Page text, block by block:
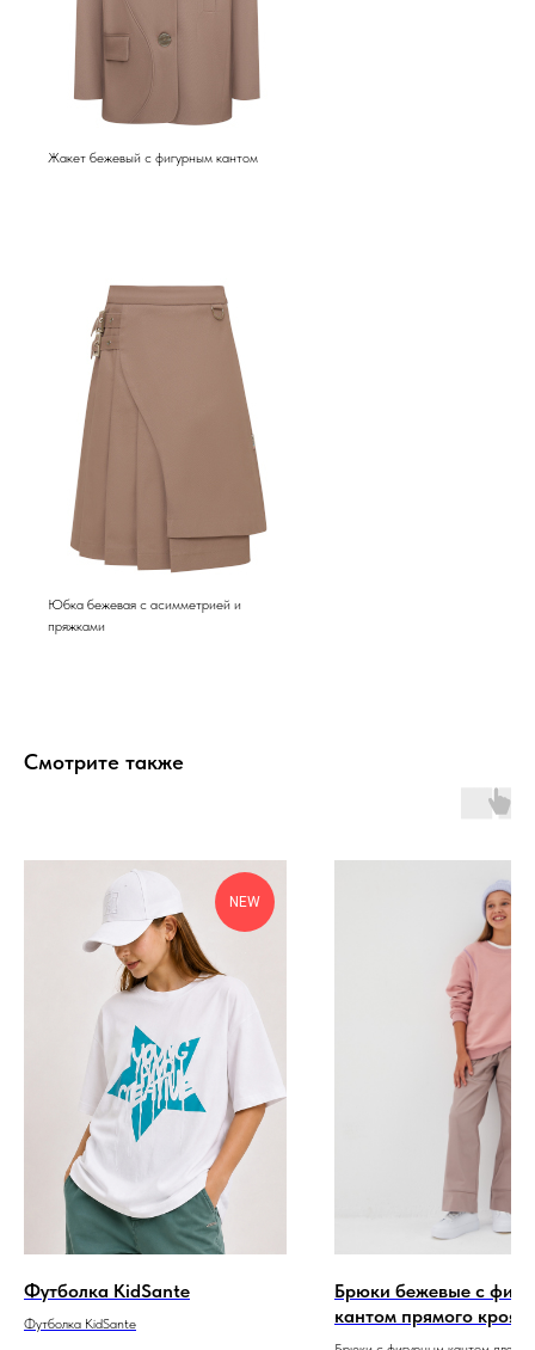
Жакет бежевый с фигурным кантом
Юбка бежевая с асимметрией и
пряжками
Смотрите также
NEW
Футболка KidSante
Футболка KidSante
Брюки бежевые с
кантом прямого кроя